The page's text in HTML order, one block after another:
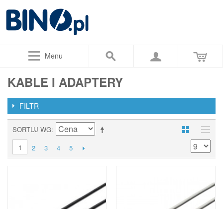
Menu
KABLE I ADAPTERY
FILTR
SORTUJ WG
1
2 3 4 5